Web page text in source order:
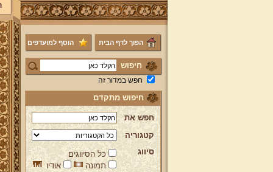
הפוך לדף הבית הוסף למועדפים
חיפוש
חפש במדור זה
חיפוש מתקדם
חפש את
קטגוריה
סיווג
כל הסיווגים
תמונה
אודיו